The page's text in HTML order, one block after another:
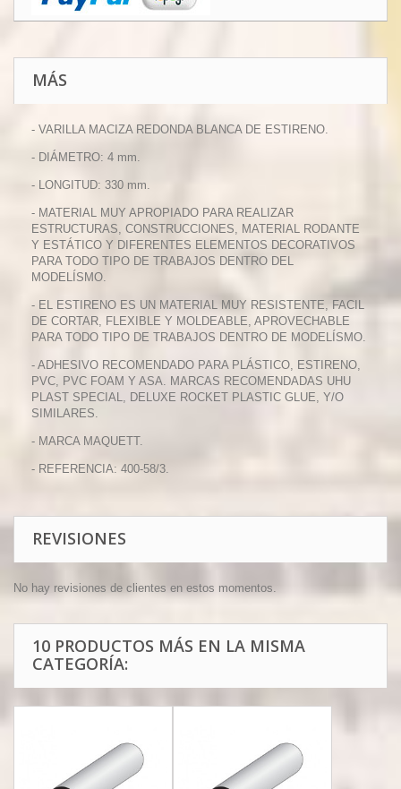
MÁS
- VARILLA MACIZA REDONDA BLANCA DE ESTIRENO.
- DIÁMETRO: 4 mm.
- LONGITUD: 330 mm.
- MATERIAL MUY APROPIADO PARA REALIZAR
ESTRUCTURAS, CONSTRUCCIONES, MATERIAL RODANTE
Y ESTÁTICO Y DIFERENTES ELEMENTOS DECORATIVOS
PARA TODO TIPO DE TRABAJOS DENTRO DEL
MODELÍSMO.
- EL ESTIRENO ES UN MATERIAL MUY RESISTENTE, FACIL
DE CORTAR, FLEXIBLE Y MOLDEABLE, APROVECHABLE
PARA TODO TIPO DE TRABAJOS DENTRO DE MODELÍSMO.
- ADHESIVO RECOMENDADO PARA PLÁSTICO, ESTIRENO,
PVC, PVC FOAM Y ASA. MARCAS RECOMENDADAS UHU
PLAST SPECIAL, DELUXE ROCKET PLASTIC GLUE, Y/O
SIMILARES.
- MARCA MAQUETT.
- REFERENCIA: 400-58/3.
REVISIONES
No hay revisiones de clientes en estos momentos.
10 PRODUCTOS MÁS EN LA MISMA
CATEGORÍA: